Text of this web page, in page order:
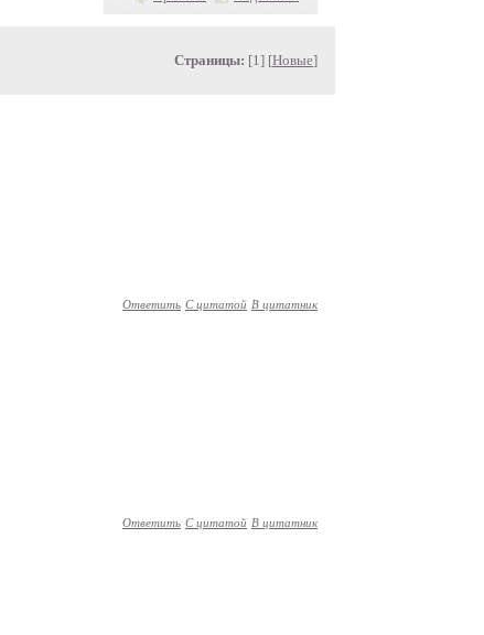
Страницы: [1] [Новые]
Ответить С цитатой В цитатник
Ответить С цитатой В цитатник